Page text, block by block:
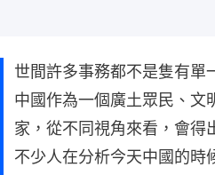
世間許多事務都不是隻有單
中國作為一個廣土眾民、文
家，從不同視角來看，會得
不少人在分析今天中國的時